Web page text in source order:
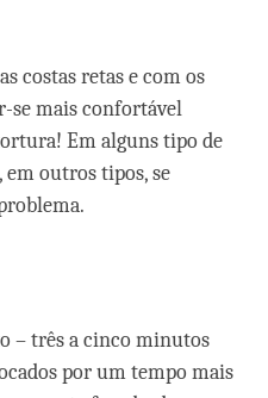
costas retas e com os
se mais confortável
Em alguns tipo de
outros tipos, se
– três a cinco minutos
por um tempo mais